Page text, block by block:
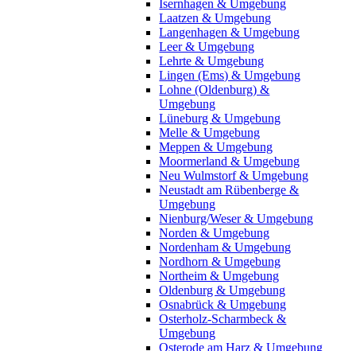
Isernhagen & Umgebung
Laatzen & Umgebung
Langenhagen & Umgebung
Leer & Umgebung
Lehrte & Umgebung
Lingen (Ems) & Umgebung
Lohne (Oldenburg) &
Umgebung
Lüneburg & Umgebung
Melle & Umgebung
Meppen & Umgebung
Moormerland & Umgebung
Neu Wulmstorf & Umgebung
Neustadt am Rübenberge &
Umgebung
Nienburg/Weser & Umgebung
Norden & Umgebung
Nordenham & Umgebung
Nordhorn & Umgebung
Northeim & Umgebung
Oldenburg & Umgebung
Osnabrück & Umgebung
Osterholz-Scharmbeck &
Umgebung
Osterode am Harz & Umgebung